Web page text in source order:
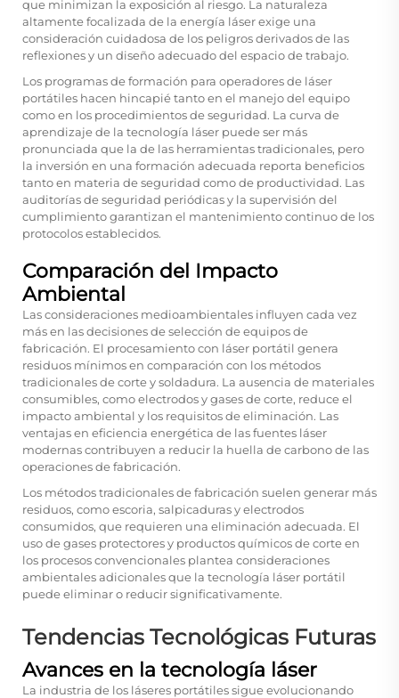
que minimizan la exposición al riesgo. La naturaleza
altamente focalizada de la energía láser exige una
consideración cuidadosa de los peligros derivados de las
reflexiones y un diseño adecuado del espacio de trabajo.
Los programas de formación para operadores de láser
portátiles hacen hincapié tanto en el manejo del equipo
como en los procedimientos de seguridad. La curva de
aprendizaje de la tecnología láser puede ser más
pronunciada que la de las herramientas tradicionales, pero
la inversión en una formación adecuada reporta beneficios
tanto en materia de seguridad como de productividad. Las
auditorías de seguridad periódicas y la supervisión del
cumplimiento garantizan el mantenimiento continuo de los
protocolos establecidos.
Comparación del Impacto
Ambiental
Las consideraciones medioambientales influyen cada vez
más en las decisiones de selección de equipos de
fabricación. El procesamiento con láser portátil genera
residuos mínimos en comparación con los métodos
tradicionales de corte y soldadura. La ausencia de materiales
consumibles, como electrodos y gases de corte, reduce el
impacto ambiental y los requisitos de eliminación. Las
ventajas en eficiencia energética de las fuentes láser
modernas contribuyen a reducir la huella de carbono de las
operaciones de fabricación.
Los métodos tradicionales de fabricación suelen generar más
residuos, como escoria, salpicaduras y electrodos
consumidos, que requieren una eliminación adecuada. El
uso de gases protectores y productos químicos de corte en
los procesos convencionales plantea consideraciones
ambientales adicionales que la tecnología láser portátil
puede eliminar o reducir significativamente.
Tendencias Tecnológicas Futuras
Avances en la tecnología láser
La industria de los láseres portátiles sigue evolucionando